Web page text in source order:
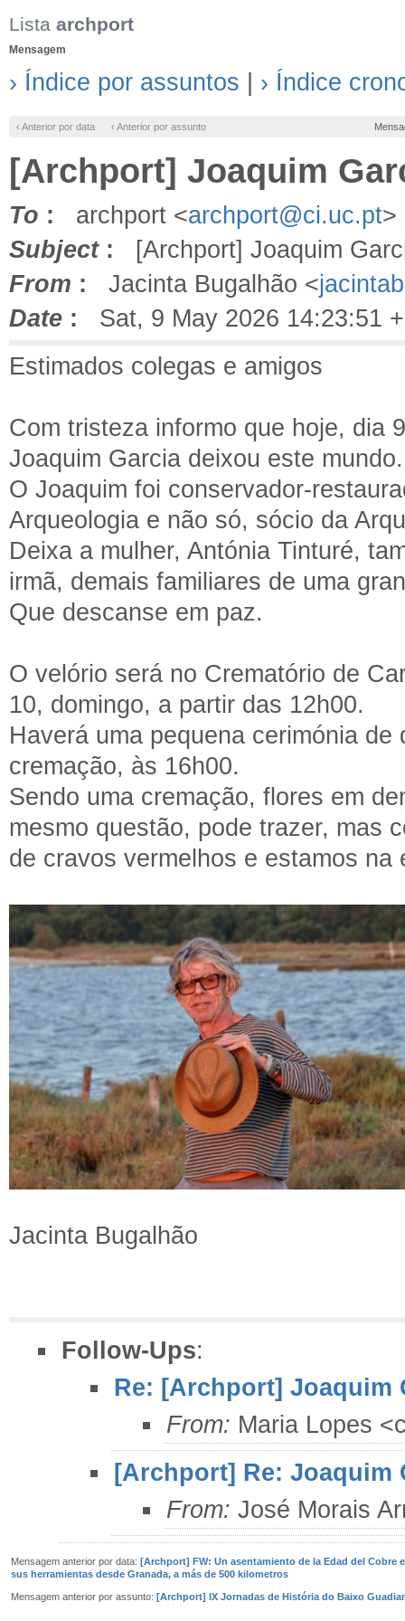
Lista archport
Mensagem
› Índice por assuntos › Índice
‹ Anterior por data ‹ Anterior por assunto
[Archport] Joaquim
To : archport <archport@ci.uc.pt>
Subject: [Archport] Joaquim
From : Jacinta Bugalhão <
Date : Sat, 9 May 2026 14:23:51
Estimados colegas e amigos
Com tristeza informo que hoje, dia
Joaquim Garcia deixou este mundo.
O Joaquim foi conservador-
Arqueologia e não só, sócio da
Deixa a mulher, Antónia Tinturé,
irmã, demais familiares de uma
Que descanse em paz.
O velório será no Crematório de
10, domingo, a partir das 12h00.
Haverá uma pequena cerimónia
cremação, às 16h00.
Sendo uma cremação, flores em
mesmo questão, pode trazer, mas
de cravos vermelhos e estamos na
Jacinta Bugalhão
Follow-Ups:
Re: [Archport] Joaquim
From: Maria Lopes
[Archport] Re: Joaquim
From: José Morais
Mensagem anterior por data: [Archport] FW: Un asentamiento de la Edad del Cobre
sus herramientas desde Granada, a más de 500 kilometros
Mensagem anterior por assunto: [Archport] IX Jornadas de História do Baixo